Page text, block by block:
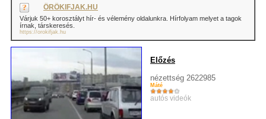
ÖRÖKIFJAK.HU
Várjuk 50+ korosztályt hír- és vélemény oldalunkra. Hírfolyam melyet a tagok
írnak, társkeresés.
https://orokifjak.hu
Előzés
nézettség 2622985
Máté
autós videók